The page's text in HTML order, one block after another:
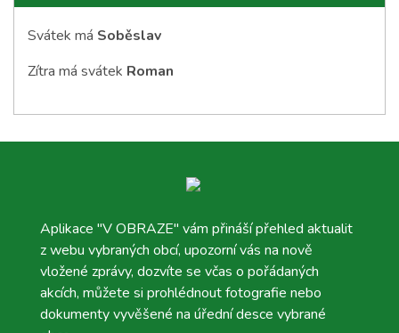
Svátek má Soběslav
Zítra má svátek Roman
Aplikace "V OBRAZE" vám přináší přehled aktualit
z webu vybraných obcí, upozorní vás na nově
vložené zprávy, dozvíte se včas o pořádaných
akcích, můžete si prohlédnout fotografie nebo
dokumenty vyvěšené na úřední desce vybrané